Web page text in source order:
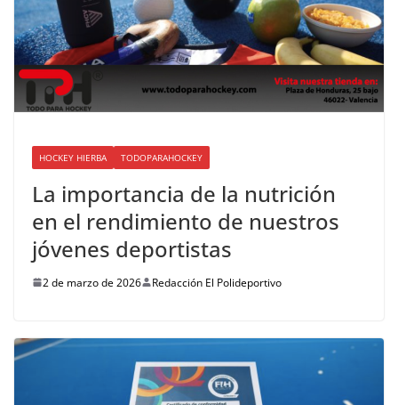
HOCKEY HIERBA TODOPARAHOCKEY
La importancia de la nutrición
en el rendimiento de nuestros
jóvenes deportistas
2 de marzo de 2026 Redacción El Polideportivo